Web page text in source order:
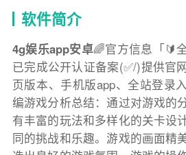
软件简介
4g娱乐app安卓🌈官方信息「🔰
已完成公开认证备案(✅/)提供官
页版本、手机版app、全站登录
编游戏分析总结：通过对游戏的
有丰富的玩法和多样化的关卡设
同的挑战和乐趣。游戏的画面精